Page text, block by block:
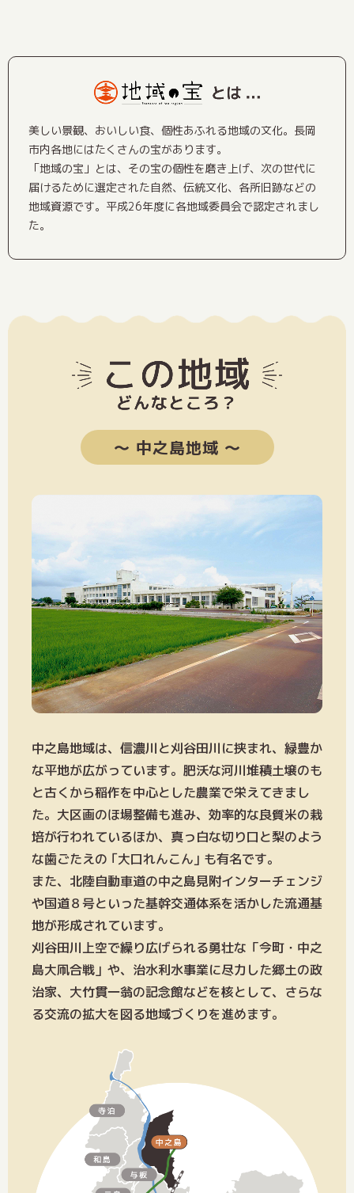
美しい景観、おいしい食、個性あふれる地域の文化。長岡
市内各地にはたくさんの宝があります。
「地域の宝」とは、その宝の個性を磨き上げ、次の世代に
届けるために選定された自然、伝統文化、各所旧跡などの
地域資源です。平成26年度に各地域委員会で認定されまし
た。
〜 中之島地域 〜
中之島地域は、信濃川と刈谷田川に挟まれ、緑豊か
な平地が広がっています。肥沃な河川堆積土壌のも
と古くから稲作を中心とした農業で栄えてきまし
た。大区画のほ場整備も進み、効率的な良質米の栽
培が行われているほか、真っ白な切り口と梨のよう
な歯ごたえの ｢大口れんこん｣ も有名です。
また、北陸自動車道の中之島見附インターチェンジ
や国道８号といった基幹交通体系を活かした流通基
地が形成されています。
刈谷田川上空で繰り広げられる勇壮な「今町・中之
島大凧合戦」や、治水利水事業に尽力した郷土の政
治家、大竹貫一翁の記念館などを核として、さらな
る交流の拡大を図る地域づくりを進めます。